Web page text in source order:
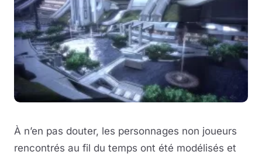
À n’en pas douter, les personnages non joueurs
rencontrés au fil du temps ont été modélisés et